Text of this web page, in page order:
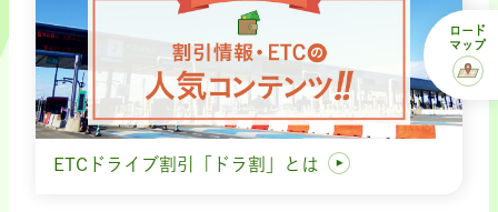
ETCドライブ割引「ドラ割」とは
ロード
マップ